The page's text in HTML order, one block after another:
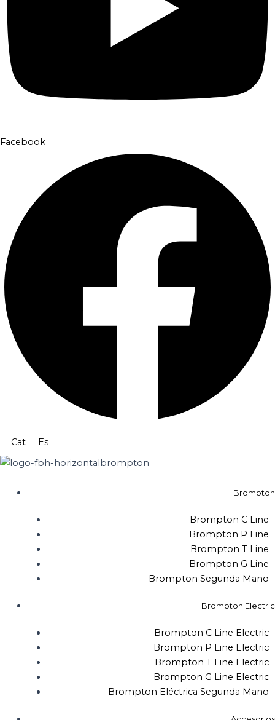
Facebook
Cat Es
Brompton
Brompton C Line
Brompton P Line
Brompton T Line
Brompton G Line
Brompton Segunda Mano
Brompton Electric
Brompton C Line Electric
Brompton P Line Electric
Brompton T Line Electric
Brompton G Line Electric
Brompton Eléctrica Segunda Mano